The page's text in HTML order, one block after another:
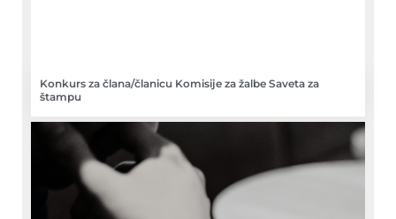
Konkurs za člana/članicu Komisije za žalbe Saveta za
štampu